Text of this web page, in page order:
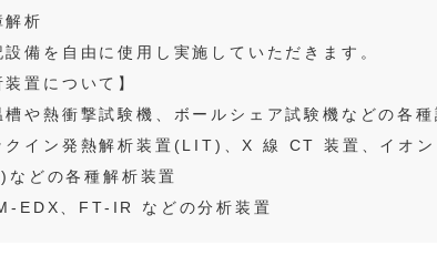
解析
設備を自由に使用し実施していただきます。
装置について】
槽や熱衝撃試験機、ボールシェア試験機などの各種
クイン発熱解析装置(LIT)、X 線 CT 装置、イオン
などの各種解析装置
EDX、FT-IR などの分析装置